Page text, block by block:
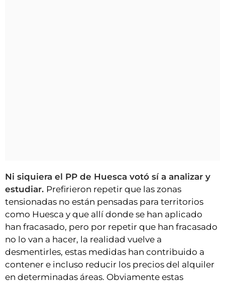
Ni siquiera el PP de Huesca votó sí a analizar y
estudiar. Prefirieron repetir que las zonas
tensionadas no están pensadas para territorios
como Huesca y que allí donde se han aplicado
han fracasado, pero por repetir que han fracasado
no lo van a hacer, la realidad vuelve a
desmentirles, estas medidas han contribuido a
contener e incluso reducir los precios del alquiler
en determinadas áreas. Obviamente estas